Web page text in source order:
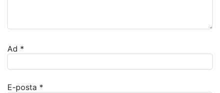
Ad *
E-posta *